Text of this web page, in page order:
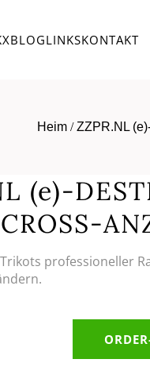
BLOGLINKSKONTAKT
Heim /ZZPR.NL
(e)-
professioneller